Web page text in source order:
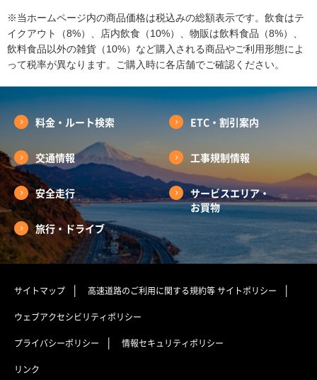
※当ホームページ内の商品価格は税込みの総額表示です。飲食はテ
イクアウト（8%）、店内飲食（10%）、物販は飲料食品（8%）、
飲料食品以外の雑貨（10%）など購入される商品やご利用形態によ
って税率が異なります。ご購入時に各店舗でご確認ください。
料金・ルート検索 ETC・割引案内
交通情報 工事規制情報
安全走行
サービスエリア・
お買物
旅行・ドライブ
サイトマップ 高速道路のご利用に関する規約等サイトポリシー
ウェブアクセシビリティポリシー
プライバシーポリシー 情報セキュリティポリシー
リンク